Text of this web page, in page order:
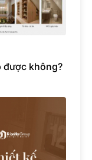
được không?